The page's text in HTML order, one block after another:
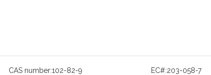
CAS number:102-82-9 EC#:203-058-7